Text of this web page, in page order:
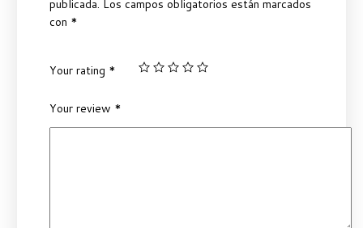
publicada. Los campos obligatorios están marcados
con *
Your rating *
Your review *